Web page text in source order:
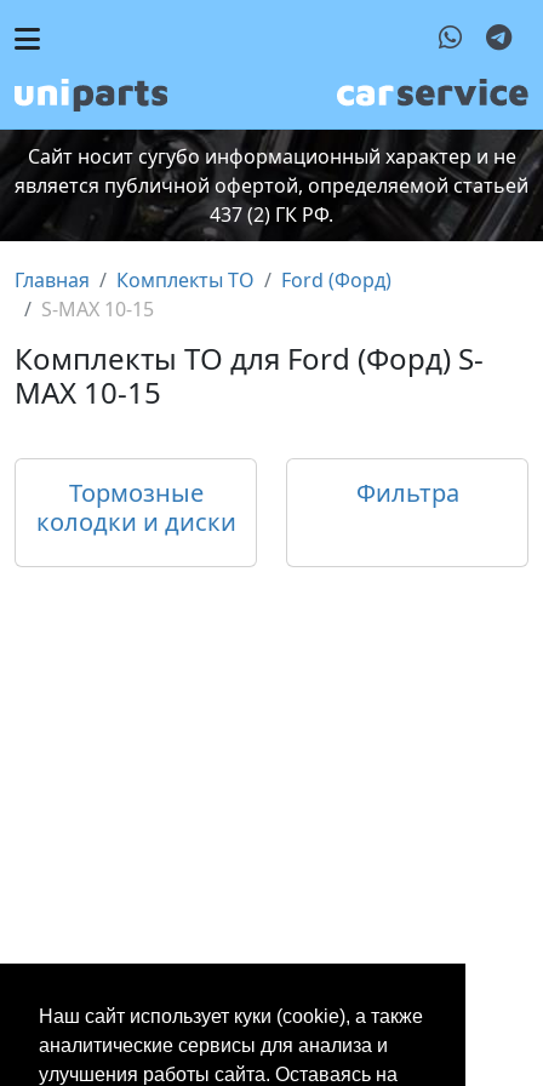
Наш сайт использует куки (cookie), а также
аналитические сервисы для анализа и
улучшения работы сайта. Оставаясь на
Сайт носит сугубо информационный характер и не
является публичной офертой, определяемой статьей
437 (2) ГК РФ.
Главная Комплекты ТО
Ford (Форд)
S-MAX 10-15
Комплекты ТО для Ford (Форд) S-
MAX 10-15
Тормозные
колодки и диски
Фильтра